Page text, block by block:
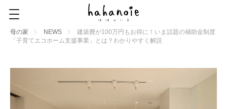
母の家 NEWS
建築費が100万円もお得に！いま話題の補助金制度
「子育てエコホーム支援事業」とは？わかりやすく解説